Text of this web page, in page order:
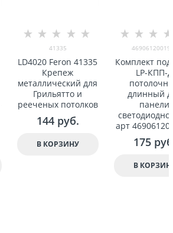
41335
LD4020 Feron 41335
Крепеж
металлический для
Грильятто и
рееченыx потолков
144 руб.
В КОРЗИНУ
Комплект
LP-КПП-Д
длинный
панели
арт
175
В